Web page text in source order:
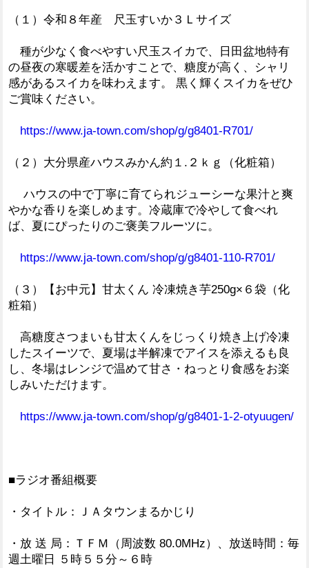
（１）令和８年産 尺玉すいか３Ｌサイズ
種が少なく食べやすい尺玉スイカで、日田盆地特有
の昼夜の寒暖差を活かすことで、糖度が高く、シャリ
感があるスイカを味わえます。 黒く輝くスイカをぜひ
ご賞味ください。
https://www.ja-town.com/shop/g/g8401-R701/
（２）大分県産ハウスみかん約１.２ｋｇ（化粧箱）
ハウスの中で丁寧に育てられジューシーな果汁と爽
やかな香りを楽しめます。冷蔵庫で冷やして食べれ
ば、夏にぴったりのご褒美フルーツに。
https://www.ja-town.com/shop/g/g8401-110-R701/
（３）【お中元】甘太くん 冷凍焼き芋250g×６袋（化
粧箱）
高糖度さつまいも甘太くんをじっくり焼き上げ冷凍
したスイーツで、夏場は半解凍でアイスを添えるも良
し、冬場はレンジで温めて甘さ・ねっとり食感をお楽
しみいただけます。
https://www.ja-town.com/shop/g/g8401-1-2-otyuugen/
■ラジオ番組概要
・タイトル：ＪＡタウンまるかじり
・放 送 局：ＴＦＭ（周波数 80.0MHz）、放送時間：毎
週土曜日 ５時５５分～６時